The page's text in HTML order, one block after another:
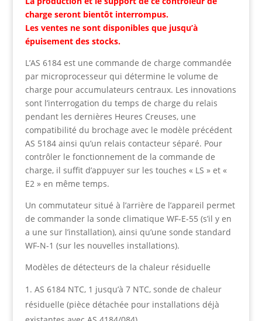
charge seront bientôt interrompus.
Les ventes ne sont disponibles que jusqu’à
épuisement des stocks.
L’AS 6184 est une commande de charge commandée
par microprocesseur qui détermine le volume de
charge pour accumulateurs centraux. Les innovations
sont l’interrogation du temps de charge du relais
pendant les dernières Heures Creuses, une
compatibilité du brochage avec le modèle précédent
AS 5184 ainsi qu’un relais contacteur séparé. Pour
contrôler le fonctionnement de la commande de
charge, il suffit d’appuyer sur les touches « LS » et «
E2 » en même temps.
Un commutateur situé à l’arrière de l’appareil permet
de commander la sonde climatique WF-E-55 (s’il y en
a une sur l’installation), ainsi qu’une sonde standard
WF-N-1 (sur les nouvelles installations).
Modèles de détecteurs de la chaleur résiduelle
AS 6184 NTC, 1 jusqu’à 7 NTC, sonde de chaleur
résiduelle (pièce détachée pour installations déjà